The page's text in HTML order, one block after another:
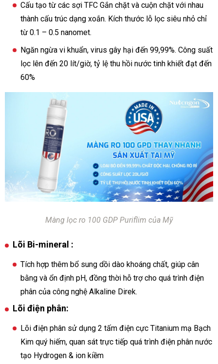
Cấu tạo từ các sợi TFC Gắn chặt và cuộn chặt với nhau
thành cấu trúc dạng xoắn. Kích thước lỗ lọc siêu nhỏ chỉ
từ 0.1 – 0.5 nanomet.
Ngăn ngừa vi khuẩn, virus gây hại đến 99,99%. Công suất
lọc lên đến 20 lít/giờ, tỷ lệ thu hồi nước tinh khiết đạt đến
60%
Màng lọc ro 100 GDP Puriflim của Mỹ
Lõi Bi-mineral :
Tích hợp thêm bổ sung dồi dào khoáng chất, giúp cân
bằng và ổn định pH, đồng thời hỗ trợ cho quá trình điện
phân của công nghệ Alkaline Direk.
Lõi điện phân:
Lõi điện phân sử dụng 2 tấm điện cực Titanium mạ Bạch
Kim quý hiếm, quan sát trực tiếp quá trình điện phân nước
tạo Hydrogen & ion kiềm